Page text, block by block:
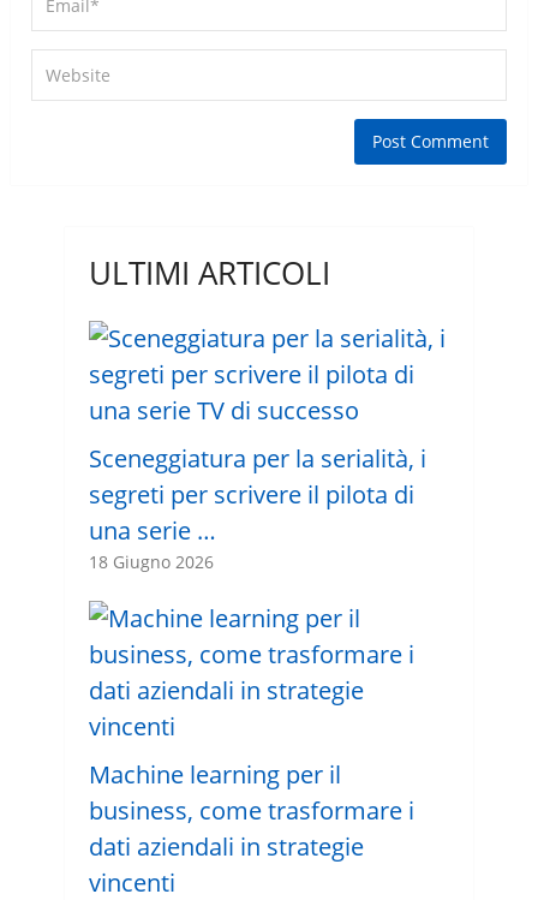
ULTIMI ARTICOLI
Sceneggiatura per la serialità, i
segreti per scrivere il pilota di
una serie …
18 Giugno 2026
Machine learning per il
business, come trasformare i
dati aziendali in strategie
vincenti